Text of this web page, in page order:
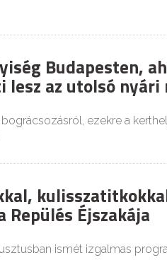
Budapesten,
az utolsó nyári
ezekre a
Repülés Éjszakája
ismét izgalmas